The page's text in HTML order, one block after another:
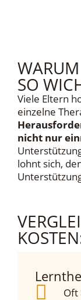
SO
Viele Eltern
einzelne
nicht nur
lohnt sich,
Oft